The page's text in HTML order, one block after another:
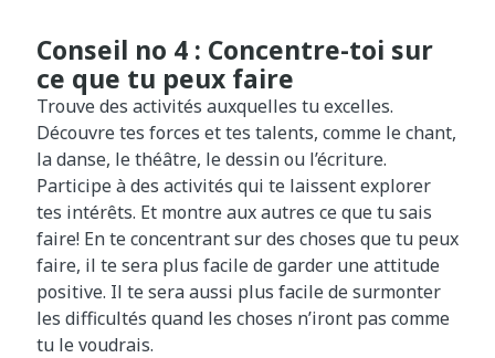
Conseil no 4 : Concentre-toi sur
ce que tu peux faire
Trouve des activités auxquelles tu excelles.
Découvre tes forces et tes talents, comme le chant,
la danse, le théâtre, le dessin ou l’écriture.
Participe à des activités qui te laissent explorer
tes intérêts. Et montre aux autres ce que tu sais
faire! En te concentrant sur des choses que tu peux
faire, il te sera plus facile de garder une attitude
positive. Il te sera aussi plus facile de surmonter
les difficultés quand les choses n’iront pas comme
tu le voudrais.